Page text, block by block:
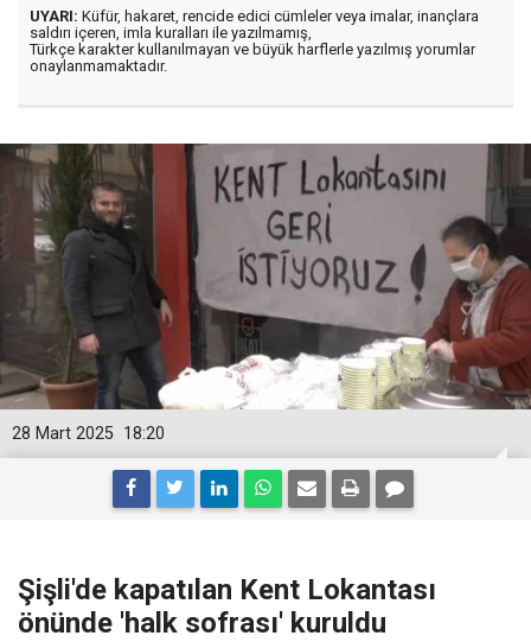
UYARI: Küfür, hakaret, rencide edici cümleler veya imalar, inançlara
saldırı içeren, imla kuralları ile yazılmamış,
Türkçe karakter kullanılmayan ve büyük harflerle yazılmış yorumlar
onaylanmamaktadır.
18:20
28 Mart 2025
Şişli'de kapatılan Kent Lokantası
önünde 'halk sofrası' kuruldu